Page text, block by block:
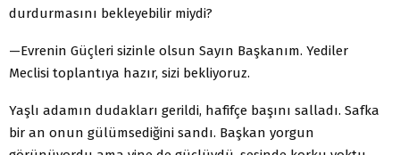
durdurmasını bekleyebilir miydi?
—Evrenin Güçleri sizinle olsun Sayın Başkanım. Yediler
Meclisi toplantıya hazır, sizi bekliyoruz.
Yaşlı adamın dudakları gerildi, hafifçe başını salladı. Safka
bir an onun gülümsediğini sandı. Başkan yorgun